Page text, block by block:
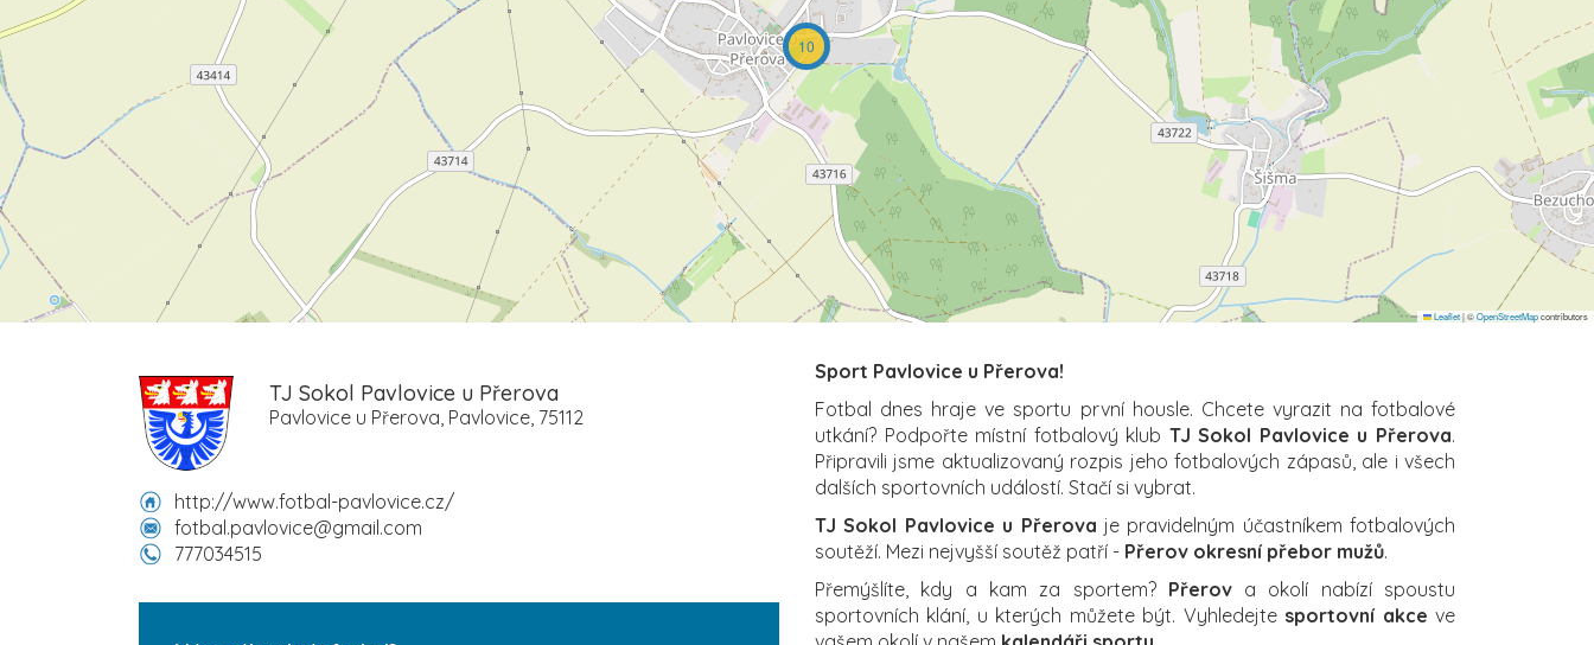
10
Leaflet|©OpenStreetMapcontributors
TJ Sokol Pavlovice u Přerova
Pavlovice u Přerova, Pavlovice, 75112
http://www.fotbal-pavlovice.cz/
fotbal.pavlovice@gmail.com
777034515
Sport Pavlovice u Přerova!
Fotbal dnes hraje ve sportu první housle. Chcete vyrazit na fotbalové
utkání? Podpořte místní fotbalový klub TJ Sokol Pavlovice u Přerova.
Připravili jsme aktualizovaný rozpis jeho fotbalových zápasů, ale i všech
dalších sportovních událostí. Stačí si vybrat.
TJ Sokol Pavlovice u Přerova je pravidelným účastníkem fotbalových
soutěží. Mezi nejvyšší soutěž patří - Přerov okresní přebor mužů.
Přemýšlíte, kdy a kam za sportem? Přerova okolí nabízí spoustu
sportovních klání, u kterých můžete být. Vyhledejte sportovní akce ve